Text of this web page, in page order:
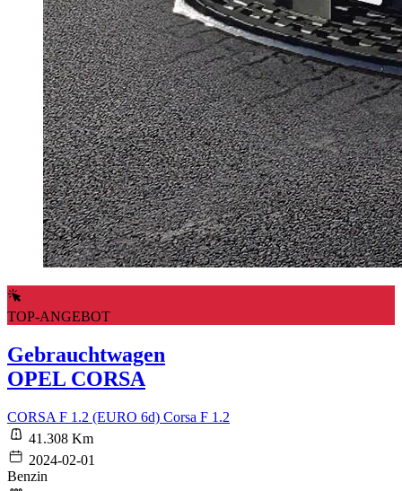
TOP-ANGEBOT
Gebrauchtwagen
OPEL CORSA
CORSA F 1.2 (EURO 6d) Corsa F 1.2
41.308 Km
2024-02-01
Benzin